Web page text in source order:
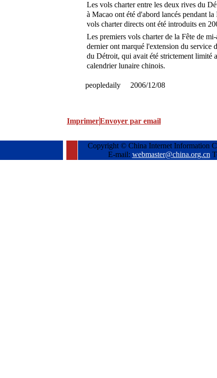
Les vols charter entre les deux rives du
à Macao ont été d'abord lancés pendant
vols charter directs ont été introduits en
Les premiers vols charter de la Fête de
dernier ont marqué l'extension du service
du Détroit, qui avait été strictement limité
calendrier lunaire chinois.
peopledaily 2006/12/08
ImprimerEnvoyer par email
Copyright © China Internet Information
E-mail: webmaster@china.org.cn